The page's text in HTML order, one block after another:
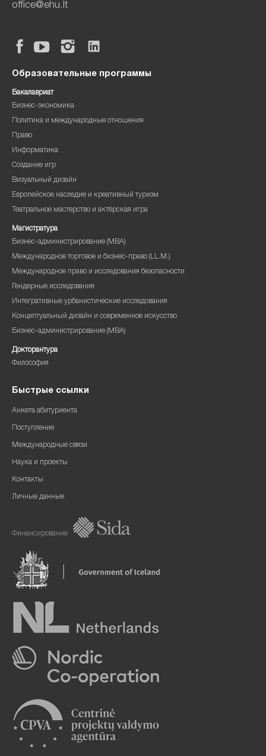
office@ehu.lt
Образовательные программы
Бакалавриат
Бизнес-экономика
Политика и международные отношения
Право
Информатика
Создание игр
Визуальный дизайн
Европейское наследие и креативный туризм
Театральное мастерство и актёрская игра
Магистратура
Бизнес-администрирование (MBA)
Международное торговое и бизнес-право (LL.M.)
Международное право и исследования безопасности
Гендерные исследования
Интегративные урбанистические исследования
Концептуальный дизайн и современное искусство
Бизнес-администрирование (MBA)
Докторантура
Философия
Быстрые ссылки
Анкета абитуриента
Поступление
Международные связи
Наука и проекты
Контакты
Личные данные
Финансирование